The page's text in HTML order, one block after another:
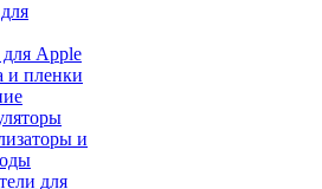
Apple
и пленки
и
для